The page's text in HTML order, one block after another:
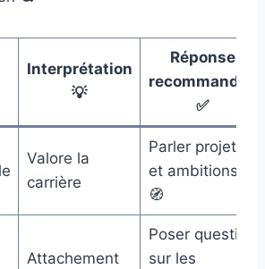
Interprétation
💡
Réponse
recommandée
✅
Valore la
carrière
Parler projets
et ambitions
🧭
Attachement
Poser question
sur les